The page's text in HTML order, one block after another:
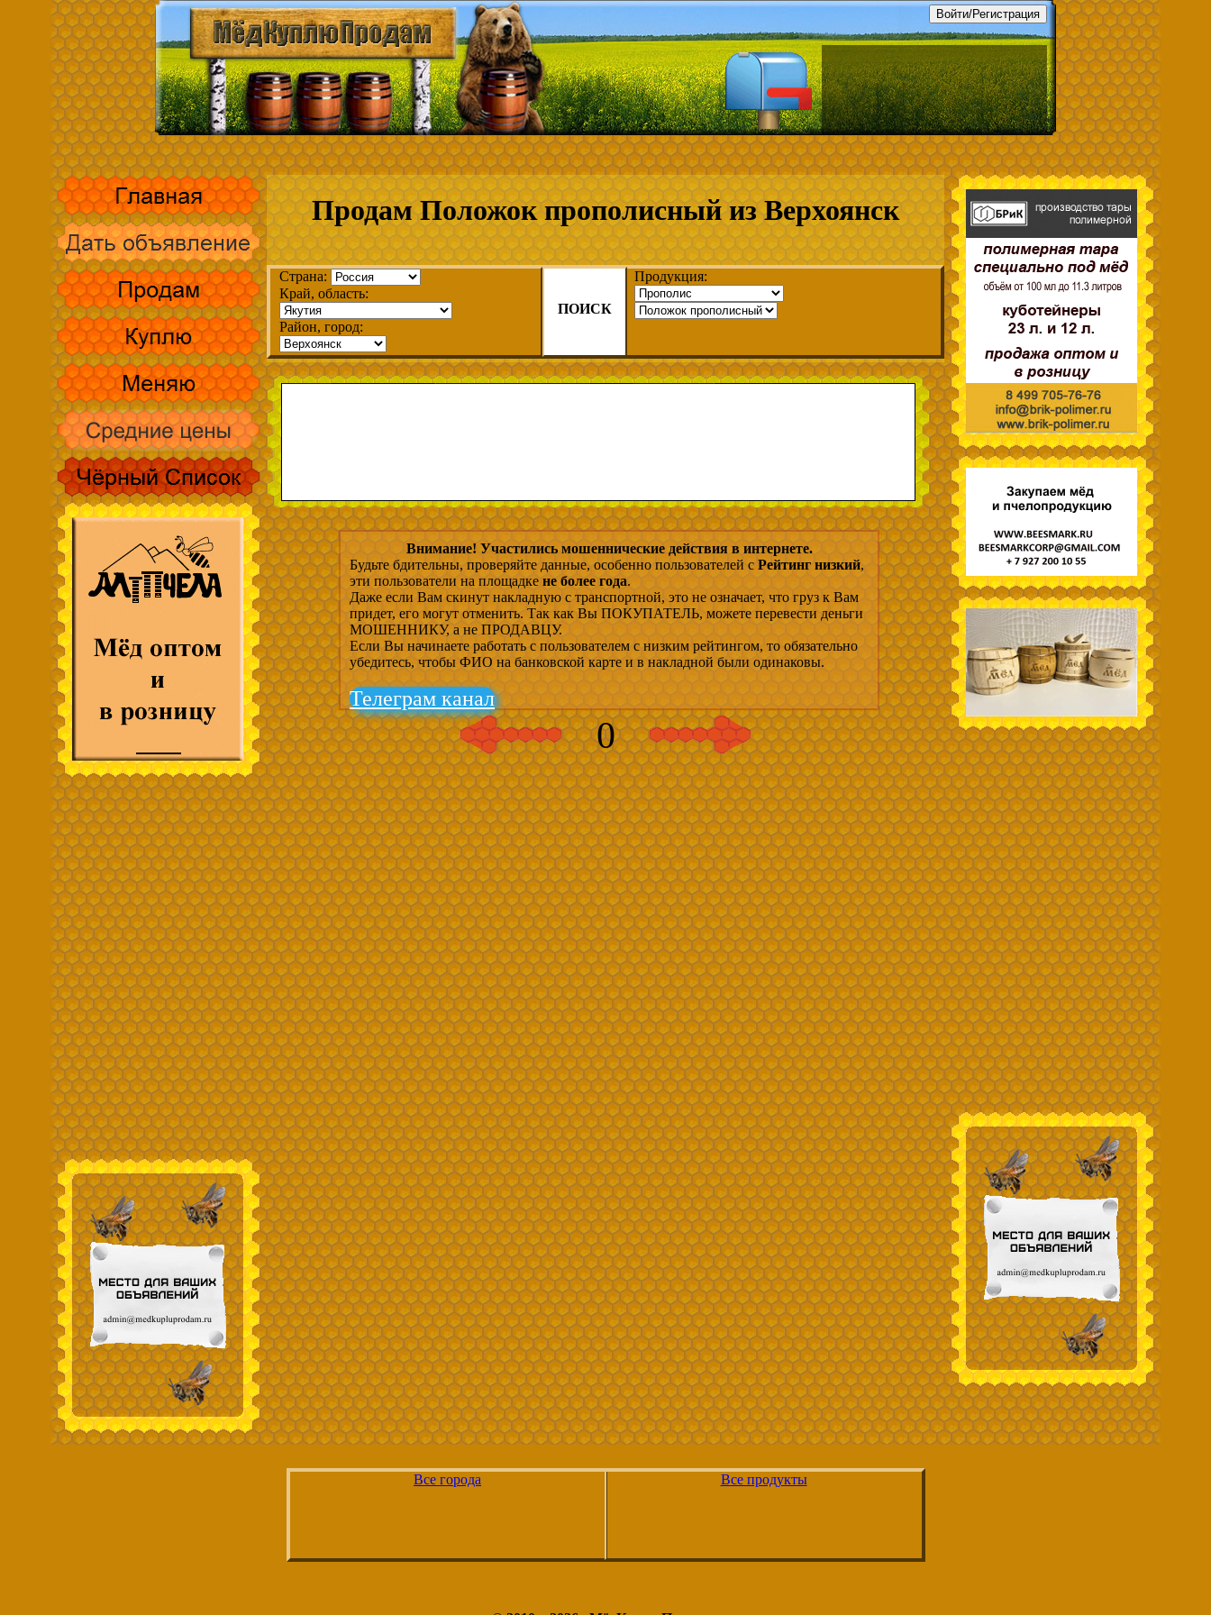
Продам Положок прополисный из Верхоянск
Страна:
Край, область:
Район, город:
Продукция:
ПОИСК
Внимание! Участились мошеннические действия в интернете.
Будьте бдительны, проверяйте данные, особенно пользователей с Рейтинг низкий,
эти пользователи на площадке не более года.
Даже если Вам скинут накладную с транспортной, это не означает, что груз к Вам
придет, его могут отменить. Так как Вы ПОКУПАТЕЛЬ, можете перевести деньги
МОШЕННИКУ, а не ПРОДАВЦУ.
Если Вы начинаете работать с пользователем с низким рейтингом, то обязательно
убедитесь, чтобы ФИО на банковской карте и в накладной были одинаковы.
Телеграм канал
0
Все города Все продукты